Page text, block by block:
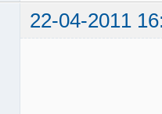
22-04-2011